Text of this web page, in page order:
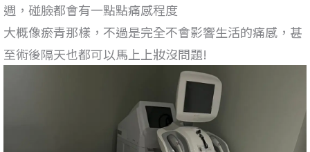
週，碰臉都會有一點點痛感程度
大概像瘀青那樣，不過是完全不會影響生活的痛感，甚
至術後隔天也都可以馬上上妝沒問題!